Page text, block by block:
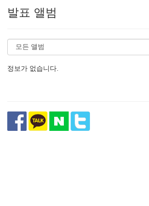
발표 앨범
정보가 없습니다.